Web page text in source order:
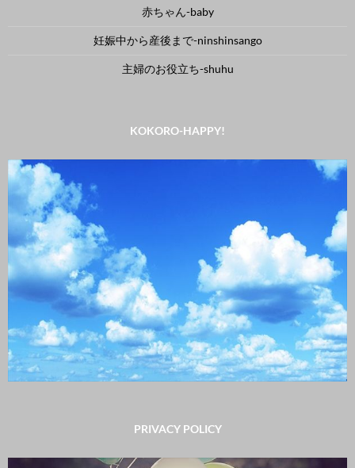
赤ちゃん-baby
妊娠中から産後まで-ninshinsango
主婦のお役立ち-shuhu
KOKORO-HAPPY!
PRIVACY POLICY